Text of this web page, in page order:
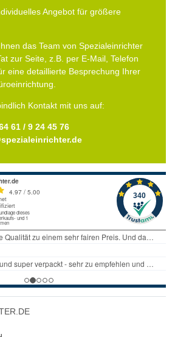
Angebot für größere
das Team von Spezialeinrichter
zur Seite, z.B. per E-Mail, Telefon
eine detaillierte Besprechung Ihrer
Kontakt mit uns auf:
61 / 9 24 45 76